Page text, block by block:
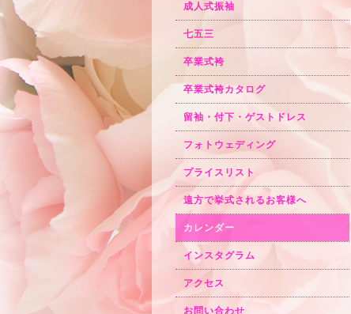
成人式振袖
七五三
卒業式袴
卒業式袴カタログ
留袖・付下・ゲストドレス
フォトウェディング
プライスリスト
遠方で挙式されるお客様へ
カレンダー
インスタグラム
アクセス
お問い合わせ